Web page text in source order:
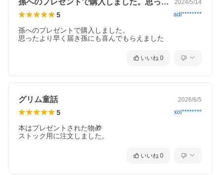
孫へのプレゼントで購入しました。思った… 2024/5/14
5 adl********
孫へのプレゼントで購入しました。
思ったより早く届き孫にも喜んでもらえました
いいね 0
グリム童話 2026/6/5
5 xol********
本はプレゼントされた物🎁
ストック用に注文しました。
いいね 0